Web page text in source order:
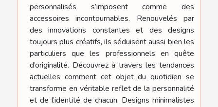
personnalisés s’imposent comme des
accessoires incontournables. Renouvelés par
des innovations constantes et des designs
toujours plus créatifs, ils séduisent aussi bien les
particuliers que les professionnels en quête
d’originalité. Découvrez à travers les tendances
actuelles comment cet objet du quotidien se
transforme en véritable reflet de la personnalité
et de l’identité de chacun. Designs minimalistes